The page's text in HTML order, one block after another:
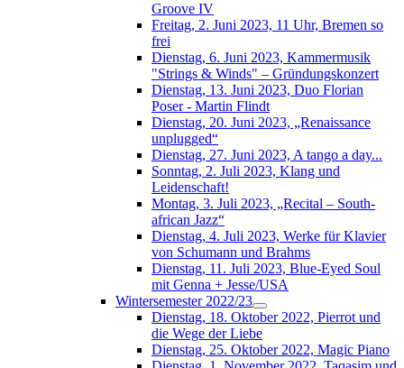
Groove IV
Freitag, 2. Juni 2023, 11 Uhr, Bremen so
frei
Dienstag, 6. Juni 2023, Kammermusik
"Strings & Winds" – Gründungskonzert
Dienstag, 13. Juni 2023, Duo Florian
Poser - Martin Flindt
Dienstag, 20. Juni 2023, „Renaissance
unplugged“
Dienstag, 27. Juni 2023, A tango a day...
Sonntag, 2. Juli 2023, Klang und
Leidenschaft!
Montag, 3. Juli 2023, „Recital – South-
african Jazz“
Dienstag, 4. Juli 2023, Werke für Klavier
von Schumann und Brahms
Dienstag, 11. Juli 2023, Blue-Eyed Soul
mit Genna + Jesse/USA
Wintersemester 2022/23
Dienstag, 18. Oktober 2022, Pierrot und
die Wege der Liebe
Dienstag, 25. Oktober 2022, Magic Piano